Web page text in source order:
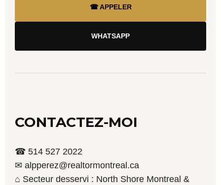
☎ APPELER
WHATSAPP
CONTACTEZ-MOI
☎ 514 527 2022
✉ alpperez@realtormontreal.ca
⌂ Secteur desservi : North Shore Montreal &